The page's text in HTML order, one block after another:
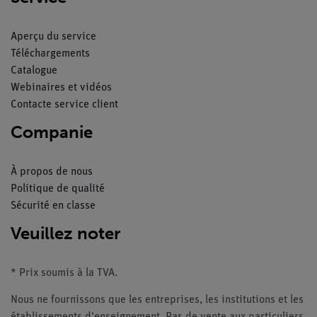
Aperçu du service
Téléchargements
Catalogue
Webinaires et vidéos
Contacte service client
Companie
À propos de nous
Politique de qualité
Sécurité en classe
Veuillez noter
* Prix soumis à la TVA.
Nous ne fournissons que les entreprises, les institutions et les